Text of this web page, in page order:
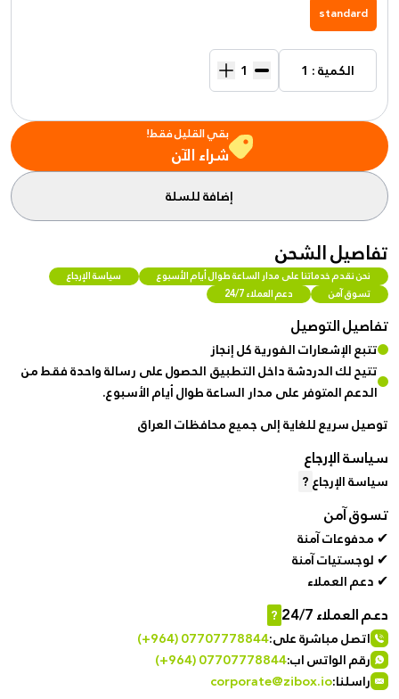
standard
الكمية : 1
بقي القليل فقط!
شراء الآن
إضافة للسلة
تفاصيل الشحن
نحن نقدم خدماتنا على مدار الساعة طوال أيام الأسبوع
سياسة الإرجاع
تسوق آمن
دعم العملاء 24/7
تفاصيل التوصيل
تتبع الإشعارات الفورية كل إنجاز
تتيح لك الدردشة داخل التطبيق الحصول على رسالة واحدة فقط من
الدعم المتوفر على مدار الساعة طوال أيام الأسبوع.
توصيل سريع للغاية إلى جميع محافظات العراق
سياسة الإرجاع
سياسة الإرجاع?
تسوق آمن
✔ مدفوعات آمنة
✔ لوجستيات آمنة
✔ دعم العملاء
دعم العملاء 24/7
?
اتصل مباشرة على:(+964) 07707778844
رقم الواتس اب:(+964) 07707778844
راسلنا:corporate@zibox.io